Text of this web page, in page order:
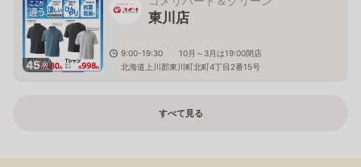
45枚
東川店
9:00-19:30 10月～3月は19:00閉店
北海道上川郡東川町北町4丁目2番15号
すべて見る